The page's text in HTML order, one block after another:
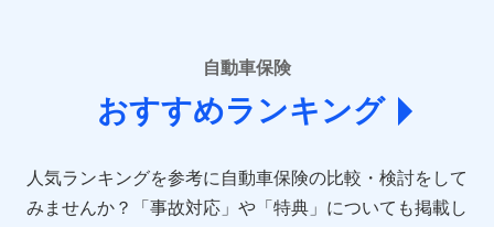
あいおいニッセイ同和損害保険株式会社
(https://www.aioinissaydowa.co.jp/)
アクサ損害保険株式会社 (https://www.axa-
direct.co.jp/)
sompo.co.jp/)
東京海上ダイレクト損害保険株式会社 (https://www.e-
自動車保険
おすすめランキング
人気ランキングを参考に自動車保険の比較・検討をして
みませんか？
「事故対応」や「特典」についても掲載し